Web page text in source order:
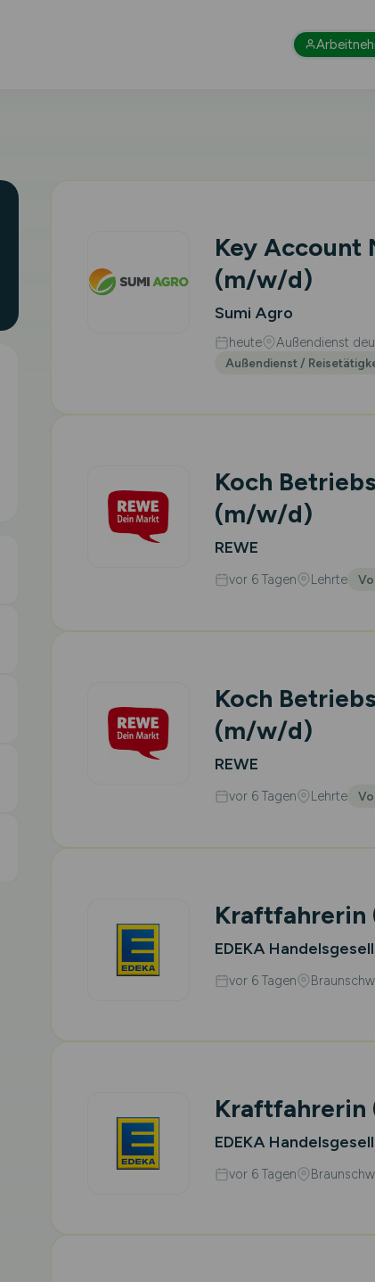
Key Account
(m/w/d)
Sumi Agro
heute Außendienst
Außendienst /
Koch
(m/w/d)
REWE
vor 6 Tagen Lehrte
Koch
(m/w/d)
REWE
vor 6 Tagen Lehrte
Kraftfahrerin
EDEKA
vor 6 Tagen
Kraftfahrerin
EDEKA
vor 6 Tagen